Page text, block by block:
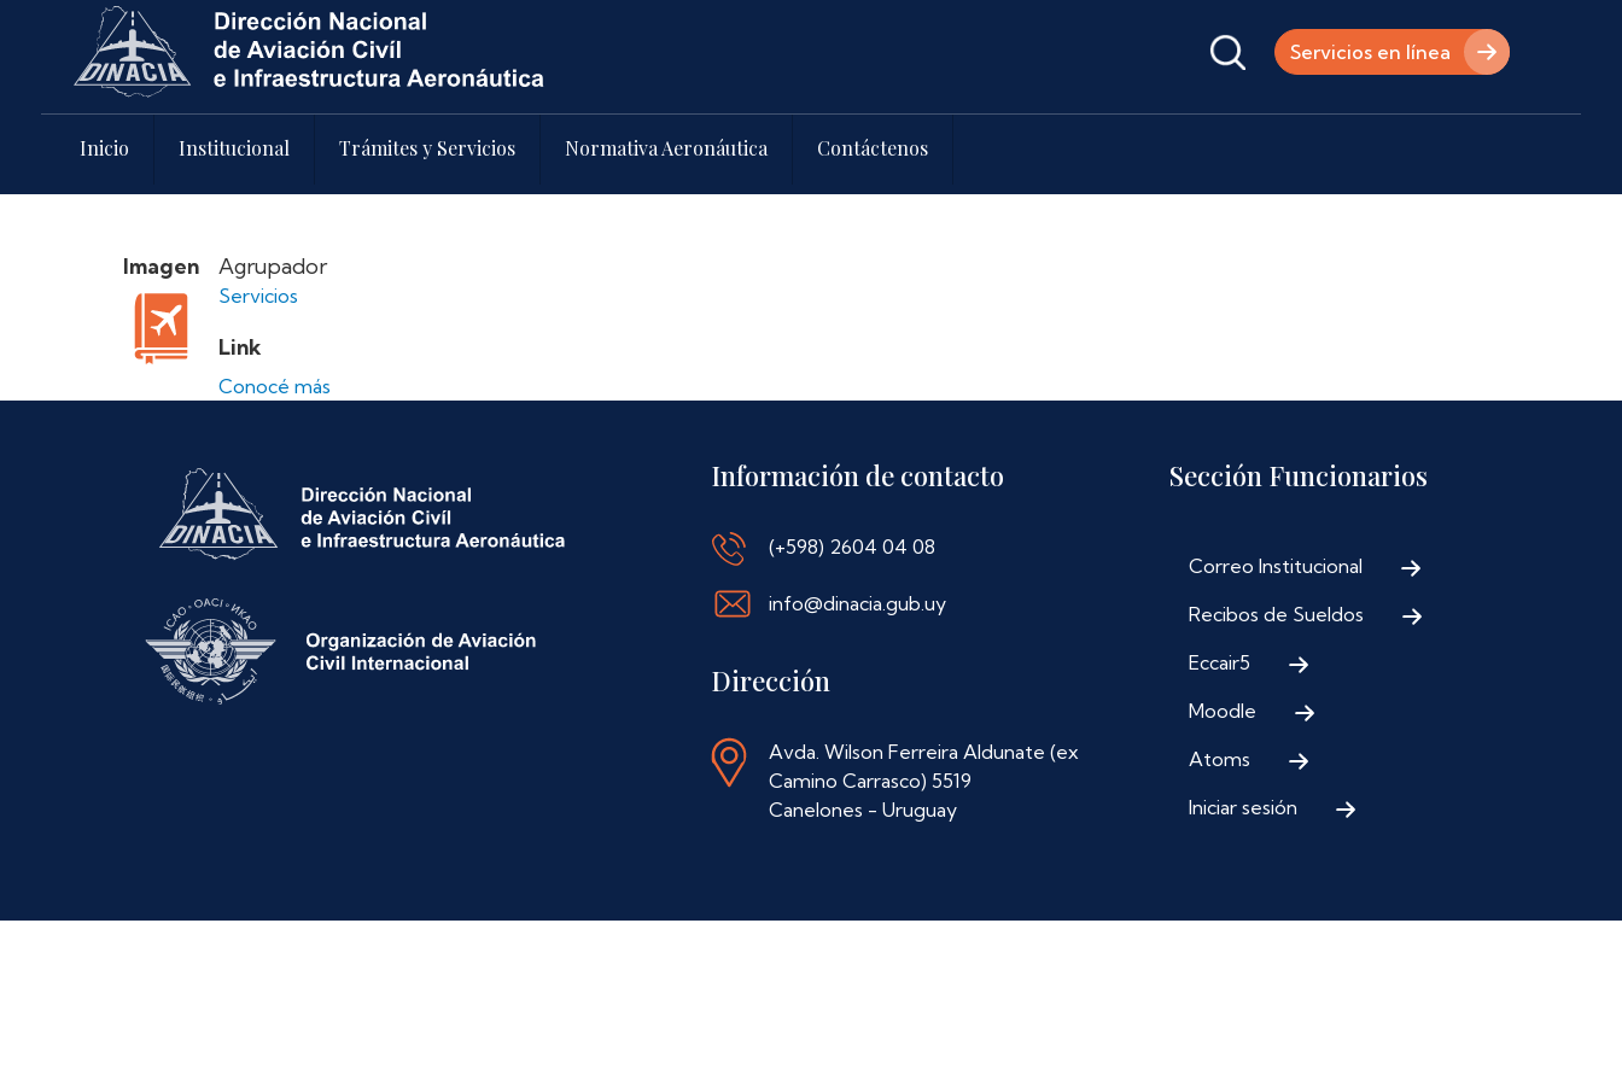
Pasar al contenido principal
Servicios en línea
Inicio Institucional Trámites y Servicios Normativa Aeronáutica Contáctenos
Imagen Agrupador
Servicios
Link
Conocé más
Información de contacto
(+598) 2604 04 08
info@dinacia.gub.uy
Dirección
Avda. Wilson Ferreira Aldunate (ex
Camino Carrasco) 5519
Canelones - Uruguay
Sección Funcionarios
Correo Institucional
Recibos de Sueldos
Eccair5
Moodle
Atoms
Iniciar sesión